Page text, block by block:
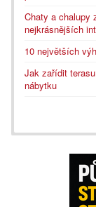
Chaty a chalupy
nejkrásnějších
10 největších
Jak zařídit
nábytku